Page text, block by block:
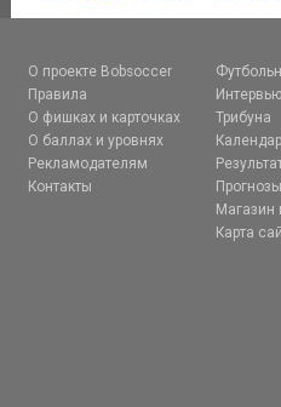
О проекте Bobsoccer
Правила
О фишках и карточках
О баллах и уровнях
Рекламодателям
Контакты
Интервью
Трибуна
Прогнозы
Магазин
Карта